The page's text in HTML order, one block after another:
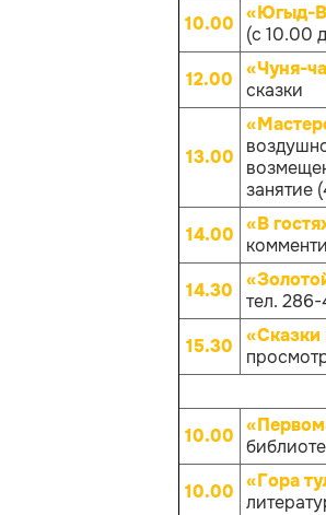
10.00 «Югыд-
(с 10.00
12.00
«Чуня-
сказки
13.00
занятие
14.00 «В
14.30
тел.
15.30
«Сказки
10.00
10.00 «Гора